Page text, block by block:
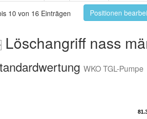
10 von 16 Einträgen Positionen
Löschangriff nass
WKO TGL-Pumpe